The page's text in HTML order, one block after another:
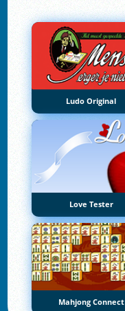
Ludo Original
Love Tester
Mahjong Connect